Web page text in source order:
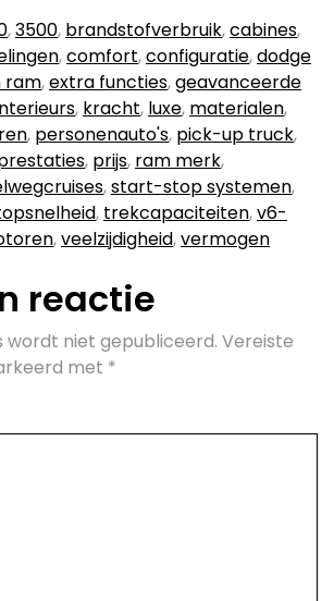
,3500, brandstofverbruik,cabines,
,comfort,configuratie,dodge
ram,extra functies,geavanceerde
, kracht, luxe, materialen,
, personenauto's, pick-up truck,
, prijs, ram merk,
,start-stop systemen,
, trekcapaciteiten,v6-
,veelzijdigheid,vermogen
reactie
wordt niet gepubliceerd. Vereiste
met *